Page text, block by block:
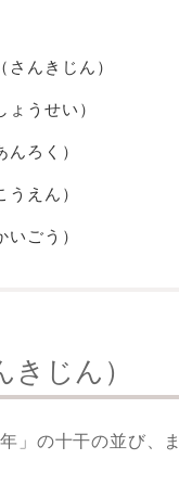
さんきじん）
ょうせい）
んろく）
うえん）
いごう）
きじん）
」の十干の並び、